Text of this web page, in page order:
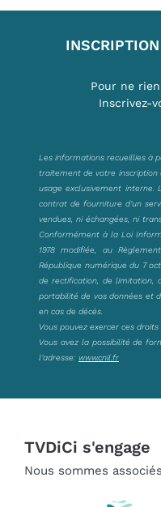
Pour ne
Inscrivez-
Les informations recueillies à
traitement de votre
usage exclusivement
contrat de fourniture d’un
vendues, ni échangées, ni
Conformément à la Loi
1978 modifiée, au
République numérique du 7
de rectification, de limitation,
portabilité de vos données et
en cas de décès.
Vous pouvez exercer ces
Vous avez la possibilité de
l’adresse: www.cnil.fr
TVDiCi s'engage
Nous sommes